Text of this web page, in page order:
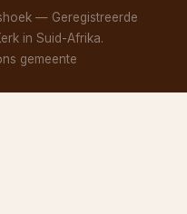
— Geregistreerde
in Suid-Afrika.
gemeente